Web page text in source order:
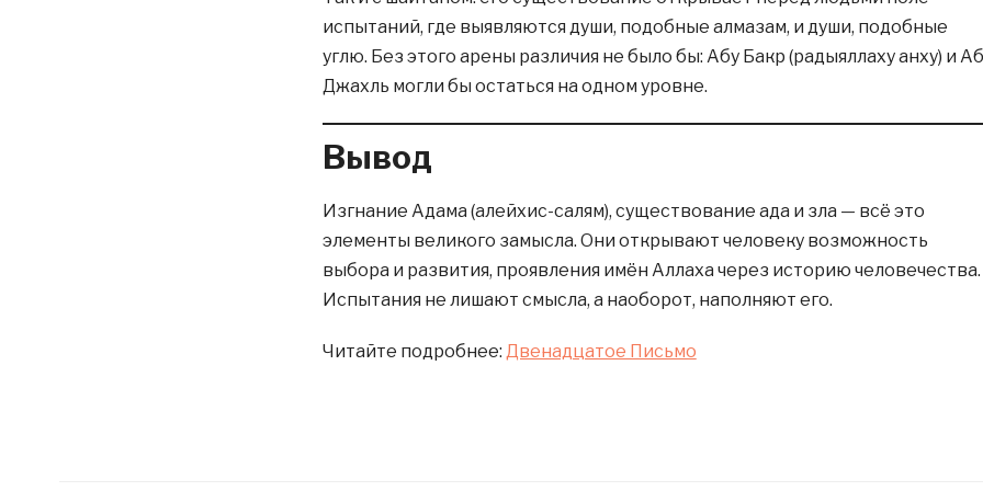
испытаний, где выявляются души, подобные алмазам, и души, подобные
углю. Без этого арены различия не было бы: Абу Бакр (радыяллаху анху) и
Джахль могли бы остаться на одном уровне.
Вывод
Изгнание Адама (алейхис-салям), существование ада и зла — всё это
элементы великого замысла. Они открывают человеку возможность
выбора и развития, проявления имён Аллаха через историю человечества.
Испытания не лишают смысла, а наоборот, наполняют его.
Читайте подробнее: Двенадцатое Письмо